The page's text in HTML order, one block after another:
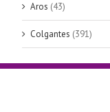
Aros (43)
Colgantes (391)